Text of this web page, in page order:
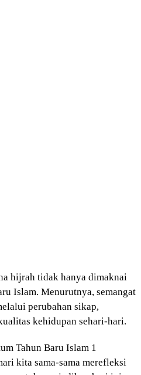
hijrah tidak hanya dimaknai
Islam. Menurutnya, semangat
perubahan sikap,
kehidupan sehari-hari.
Tahun Baru Islam 1
kita sama-sama merefleksi